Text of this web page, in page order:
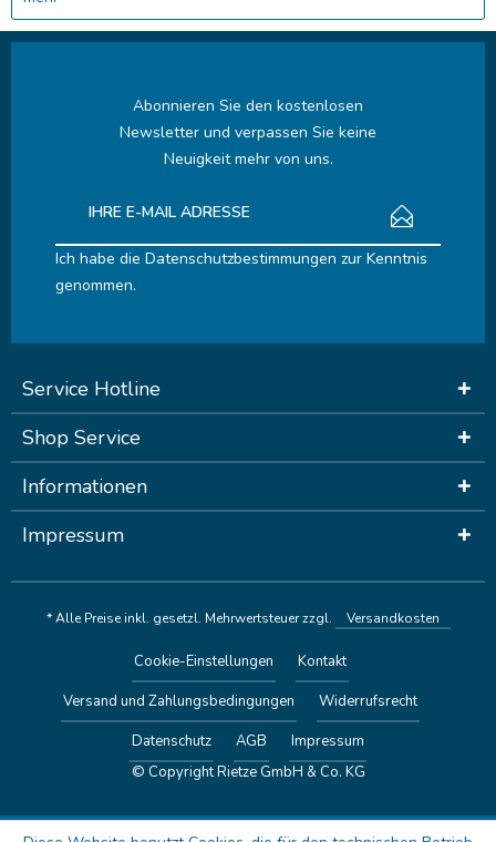
Abonnieren Sie den kostenlosen
Newsletter und verpassen Sie keine
Neuigkeit mehr von uns.
Ich habe die Datenschutzbestimmungen zur Kenntnis
genommen.
Service Hotline
Shop Service
Informationen
Impressum
* Alle Preise inkl. gesetzl. Mehrwertsteuer zzgl. Versandkosten
Cookie-Einstellungen
Kontakt
Versand und Zahlungsbedingungen
Widerrufsrecht
Datenschutz
AGB
Impressum
© Copyright Rietze GmbH & Co. KG